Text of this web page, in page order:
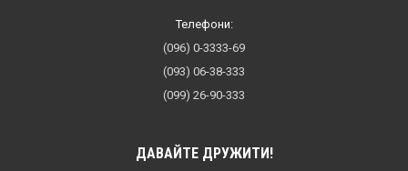
Телефони:
(096) 0-3333-69
(093) 06-38-333
(099) 26-90-333
ДАВАЙТЕ ДРУЖИТИ!